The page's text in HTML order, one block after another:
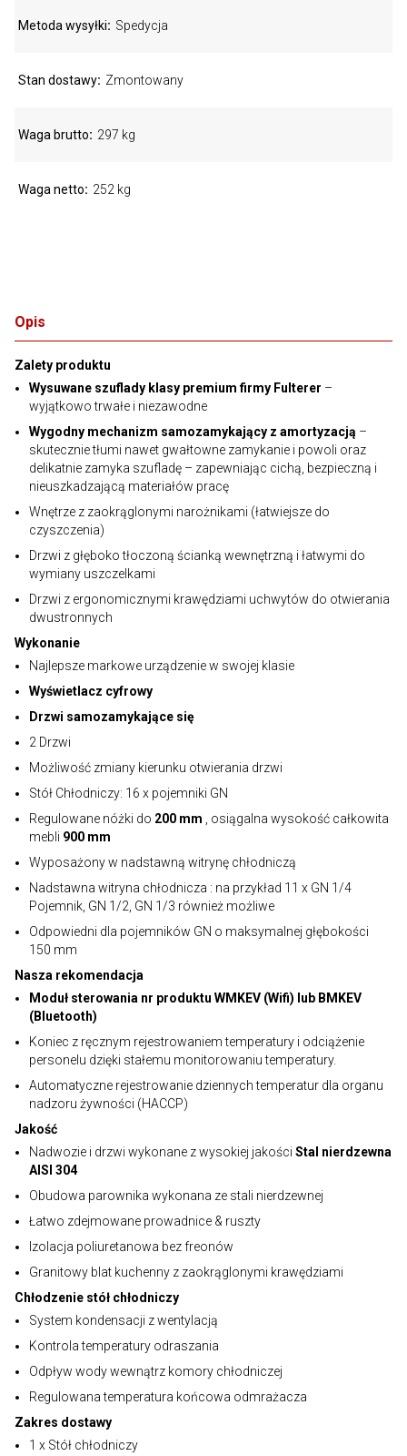
Opis
Zalety produktu
Wysuwane szuflady klasy premium firmy Fulterer –
wyjątkowo trwałe i niezawodne
Wygodny mechanizm samozamykający z amortyzacją –
skutecznie tłumi nawet gwałtowne zamykanie i powoli oraz
delikatnie zamyka szufladę – zapewniając cichą, bezpieczną i
nieuszkadzającą materiałów pracę
Wnętrze z zaokrąglonymi narożnikami (łatwiejsze do
czyszczenia)
Drzwi z głęboko tłoczoną ścianką wewnętrzną i łatwymi do
wymiany uszczelkami
Drzwi z ergonomicznymi krawędziami uchwytów do otwierania
dwustronnych
Wykonanie
Najlepsze markowe urządzenie w swojej klasie
Wyświetlacz cyfrowy
Drzwi samozamykające się
2 Drzwi
Możliwość zmiany kierunku otwierania drzwi
Stół Chłodniczy: 16 x pojemniki GN
Regulowane nóżki do 200 mm
, osiągalna wysokość całkowita
mebli 900 mm
Wyposażony w nadstawną witrynę chłodniczą
Nadstawna witryna chłodnicza : na przykład 11 x GN 1/4
Pojemnik, GN 1/2, GN 1/3 również możliwe
Odpowiedni dla pojemników GN o maksymalnej głębokości
150 mm
Nasza rekomendacja
Moduł sterowania nr produktu WMKEV (Wifi) lub BMKEV
(Bluetooth)
Koniec z ręcznym rejestrowaniem temperatury i odciążenie
personelu dzięki stałemu monitorowaniu temperatury.
Automatyczne rejestrowanie dziennych temperatur dla organu
nadzoru żywności (HACCP)
Jakość
Nadwozie i drzwi wykonane z wysokiej jakości Stal nierdzewna
AISI 304
Obudowa parownika wykonana ze stali nierdzewnej
Łatwo zdejmowane prowadnice & ruszty
Izolacja poliuretanowa bez freonów
Granitowy blat kuchenny z zaokrąglonymi krawędziami
Chłodzenie stół chłodniczy
System kondensacji z wentylacją
Kontrola temperatury odraszania
Odpływ wody wewnątrz komory chłodniczej
Regulowana temperatura końcowa odmrażacza
Zakres dostawy
1 x Stół chłodniczy
Metoda wysyłki Spedycja
Stan dostawy Zmontowany
Waga brutto 297 kg
Waga netto 252 kg